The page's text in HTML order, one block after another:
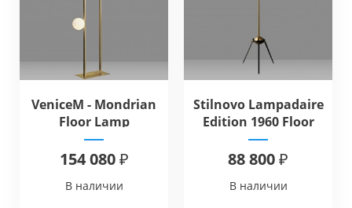
VeniceM - Mondrian
Floor Lamp
154 080 ₽
В наличии
Stilnovo Lampadaire
Edition 1960 Floor
88 800 ₽
В наличии